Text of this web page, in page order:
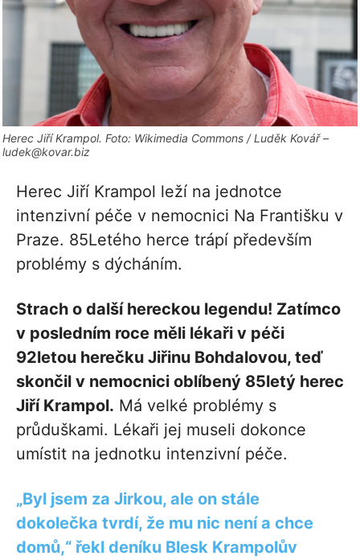
Herec Jiří Krampol. Foto: Wikimedia Commons / Luděk Kovář –
ludek@kovar.biz
Herec Jiří Krampol leží na jednotce
intenzivní péče v nemocnici Na Františku v
Praze. 85Letého herce trápí především
problémy s dýcháním.
Strach o další hereckou legendu! Zatímco
v posledním roce měli lékaři v péči
92letou herečku Jiřinu Bohdalovou, teď
skončil v nemocnici oblíbený 85letý herec
Jiří Krampol. Má velké problémy s
průduškami. Lékaři jej museli dokonce
umístit na jednotku intenzivní péče.
„Byl jsem za Jirkou, ale on stále
dokolečka tvrdí, že mu nic není a chce
domů,“ řekl deníku Blesk Krampolův